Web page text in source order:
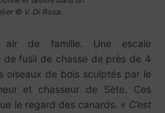
© V. Di Rosa.
de famille. Une escale
fusil de chasse de près de 4
oiseaux de bois sculptés par le
et chasseur de Sète. Ces
le regard des canards. « C’est